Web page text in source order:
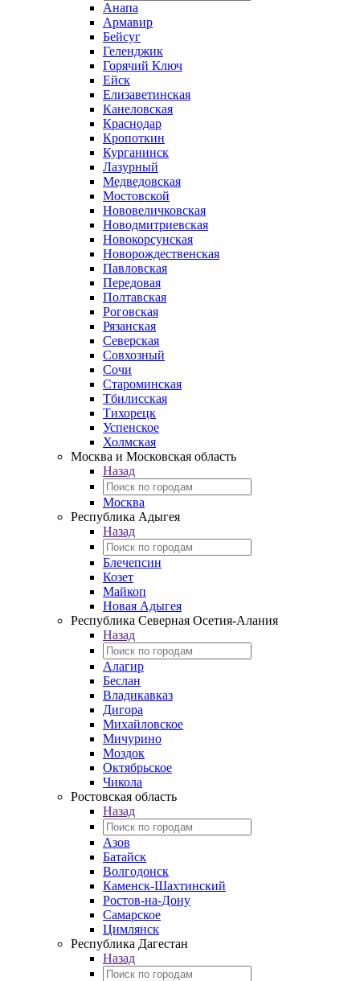
Анапа
Армавир
Бейсуг
Геленджик
Горячий Ключ
Ейск
Елизаветинская
Канеловская
Краснодар
Кропоткин
Курганинск
Лазурный
Медведовская
Мостовской
Нововеличковская
Новодмитриевская
Новокорсунская
Новорождественская
Павловская
Передовая
Полтавская
Роговская
Рязанская
Северская
Совхозный
Сочи
Староминская
Тбилисская
Тихорецк
Успенское
Холмская
Москва и Московская область
Назад
Москва
Республика Адыгея
Назад
Блечепсин
Козет
Майкоп
Новая Адыгея
Республика Северная Осетия-Алания
Назад
Алагир
Беслан
Владикавказ
Дигора
Михайловское
Мичурино
Моздок
Октябрьское
Чикола
Ростовская область
Назад
Азов
Батайск
Волгодонск
Каменск-Шахтинский
Ростов-на-Дону
Самарское
Цимлянск
Республика Дагестан
Назад